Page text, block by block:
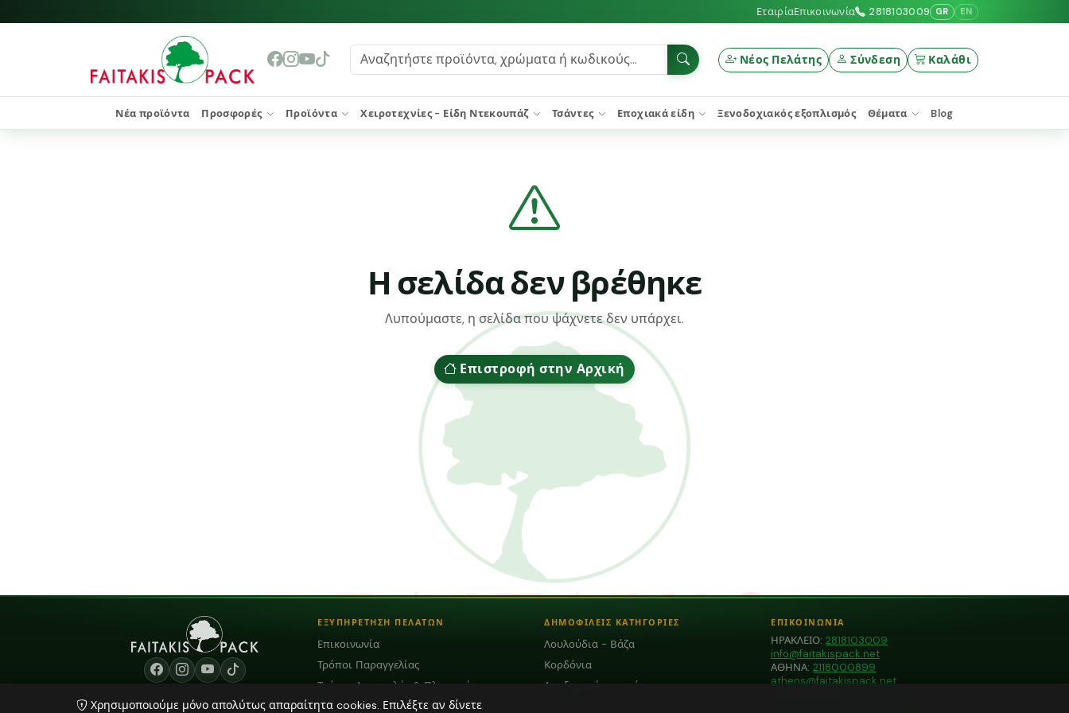
ΕταιρίαΕπικοινωνία 2818103009 GR EN
Νέος Πελάτης Σύνδεση Καλάθι
Νέα προϊόντα Προσφορές Προϊόντα Χειροτεχνίες - Είδη Ντεκουπάζ Τσάντες Εποχιακά είδη Ξενοδοχιακός εξοπλισμός Θέματα Blog
Η σελίδα δεν βρέθηκε
Λυπούμαστε, η σελίδα που ψάχνετε δεν υπάρχει.
Επιστροφή στην Αρχική
ΕΞΥΠΗΡΕΤΗΣΗ ΠΕΛΑΤΩΝ
Επικοινωνία
Τρόποι Παραγγελίας
Τρόποι Αποστολής & Πληρωμής
Blog
ΔΗΜΟΦΙΛΕΙΣ ΚΑΤΗΓΟΡΙΕΣ
Λουλούδια - Βάζα
Κορδόνια
Αποξηραμένα φυτά
ΕΠΙΚΟΙΝΩΝΙΑ
ΗΡΑΚΛΕΙΟ: 2818103009
info@faitakispack.net
ΑΘΗΝΑ: 2118000899
athens@faitakispack.net
Χρησιμοποιούμε μόνο απολύτως απαραίτητα cookies. Επιλέξτε αν δίνετε